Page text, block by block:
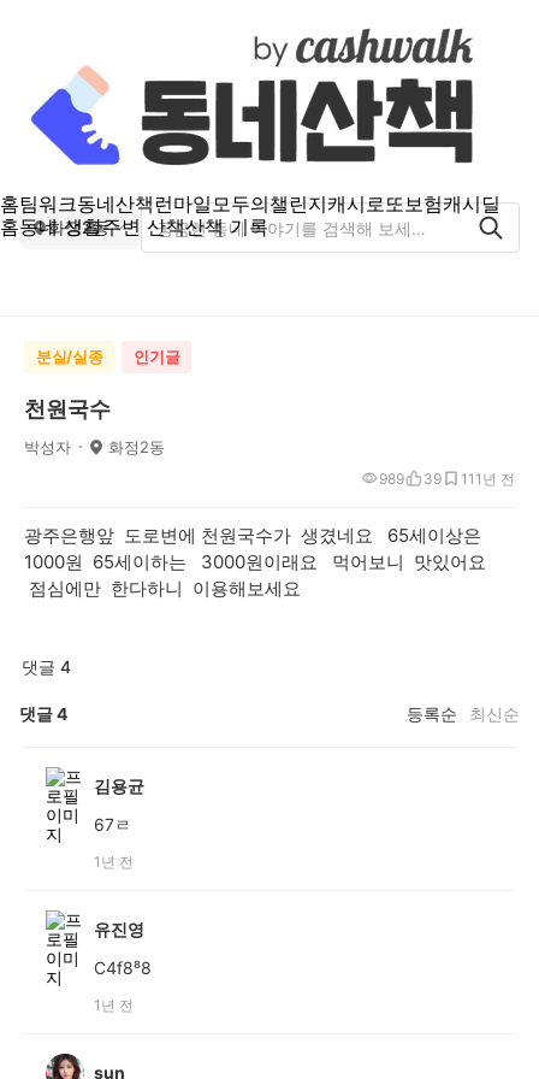
홈팀워크동네산책런마일모두의챌린지캐시로또보험캐시딜
홈동네 생활주변 산책산책 기록
화정2동
분실/실종 인기글
천원국수
박성자 화정2동
1년 전
989 39 11
광주은행앞 도로변에 천원국수가 생겼네요 65세이상은
1000원 65세이하는 3000원이래요 먹어보니 맛있어요
점심에만 한다하니 이용해보세요
댓글 4
댓글4 등록순 최신순
김용균
67ㄹ
1년 전
유진영
C4f8⁸8
1년 전
sun